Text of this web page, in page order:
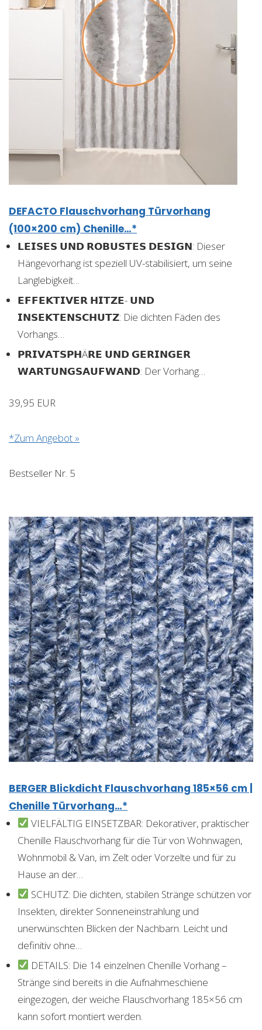
DEFACTO Flauschvorhang Türvorhang
(100×200 cm) Chenille…*
𝗟𝗘𝗜𝗦𝗘𝗦 𝗨𝗡𝗗 𝗥𝗢𝗕𝗨𝗦𝗧𝗘𝗦 𝗗𝗘𝗦𝗜𝗚𝗡: Dieser
Hängevorhang ist speziell UV-stabilisiert, um seine
Langlebigkeit…
𝗘𝗙𝗙𝗘𝗞𝗧𝗜𝗩𝗘𝗥 𝗛𝗜𝗧𝗭𝗘- 𝗨𝗡𝗗
𝗜𝗡𝗦𝗘𝗞𝗧𝗘𝗡𝗦𝗖𝗛𝗨𝗧𝗭: Die dichten Fäden des
Vorhangs…
𝗣𝗥𝗜𝗩𝗔𝗧𝗦𝗣𝗛Ä𝗥𝗘 𝗨𝗡𝗗 𝗚𝗘𝗥𝗜𝗡𝗚𝗘𝗥
𝗪𝗔𝗥𝗧𝗨𝗡𝗚𝗦𝗔𝗨𝗙𝗪𝗔𝗡𝗗: Der Vorhang…
39,95 EUR
*Zum Angebot »
Bestseller Nr. 5
BERGER Blickdicht Flauschvorhang 185×56 cm |
Chenille Türvorhang…*
VIELFÄLTIG EINSETZBAR: Dekorativer, praktischer
Chenille Flauschvorhang für die Tür von Wohnwagen,
Wohnmobil & Van, im Zelt oder Vorzelte und für zu
Hause an der…
SCHUTZ: Die dichten, stabilen Stränge schützen vor
Insekten, direkter Sonneneinstrahlung und
unerwünschten Blicken der Nachbarn. Leicht und
definitiv ohne…
DETAILS: Die 14 einzelnen Chenille Vorhang –
Stränge sind bereits in die Aufnahmeschiene
eingezogen, der weiche Flauschvorhang 185×56 cm
kann sofort montiert werden.